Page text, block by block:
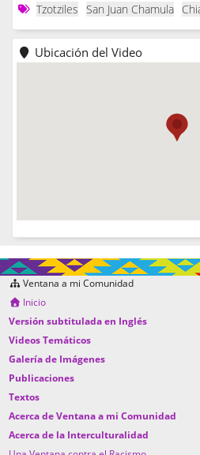
Tzotziles
San Juan Chamula
Ubicación del Video
Ventana a mi Comunidad
Inicio
Versión subtitulada en Inglés
Videos Temáticos
Galería de Imágenes
Publicaciones
Textos
Acerca de Ventana a mi Comunidad
Acerca de la Interculturalidad